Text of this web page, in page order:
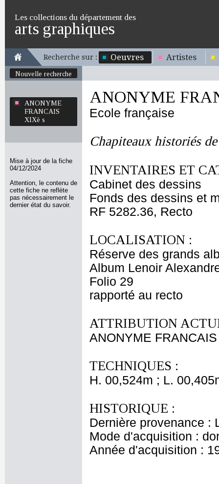
Les collections du département des
arts graphiques
Recherche sur : Oeuvres Artistes
Nouvelle recherche
ANONYME
FRANCAIS
XIXè s
Mise à jour de la fiche
04/12/2024
Attention, le contenu de
cette fiche ne reflète
pas nécessairement le
dernier état du savoir.
ANONYME
Ecole française
Chapiteaux historiés
INVENTAIRES ET
Cabinet des dessins
Fonds des dessins et
RF 5282.36, Recto
LOCALISATION :
Réserve des grands
Album Lenoir
Folio 29
rapporté au recto
ATTRIBUTION
ANONYME
TECHNIQUES :
H. 00,524m ; L.
HISTORIQUE :
Dernière provenance :
Mode d'acquisition :
Année d'acquisition :